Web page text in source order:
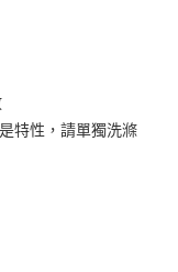
方式。 讓您購物簡單
至「AFTEE先享後付」
特性，請單獨洗滌